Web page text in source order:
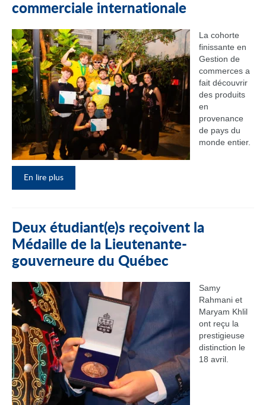
commerciale internationale
La cohorte
finissante en
Gestion de
commerces a
fait découvrir
des produits
en
provenance
de pays du
monde entier.
En lire plus
Deux étudiant(e)s reçoivent la
Médaille de la Lieutenante-
gouverneure du Québec
Samy
Rahmani et
Maryam Khlil
ont reçu la
prestigieuse
distinction le
18 avril.